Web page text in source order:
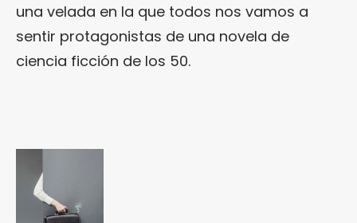
una velada en la que todos nos vamos a
sentir protagonistas de una novela de
ciencia ficción de los 50.